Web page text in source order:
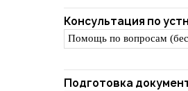
Консультация по
Помощь по вопросам
Подготовка